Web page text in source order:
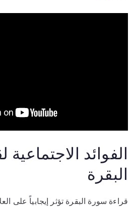
الفوائد
البقرة
قراءة سورة البقرة تؤثر إيجابياً على